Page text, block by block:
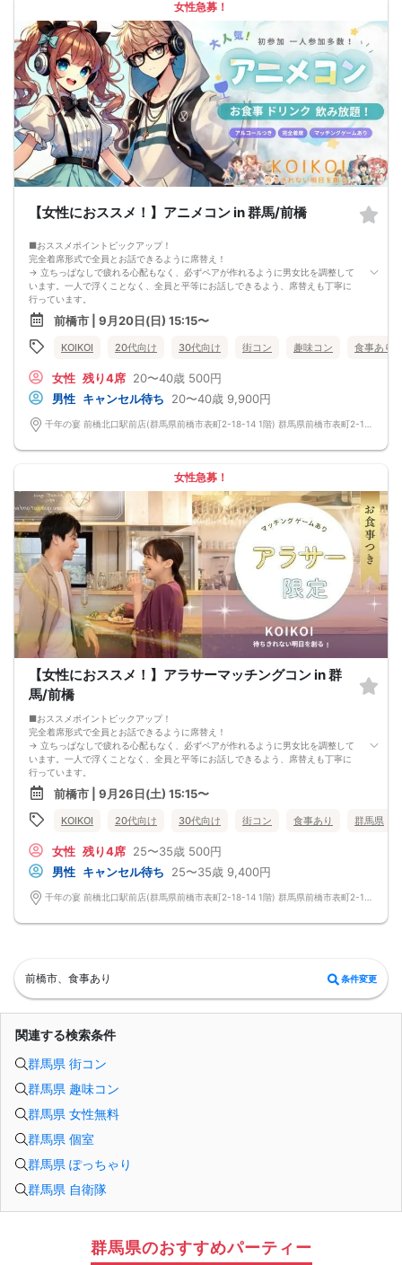
→ お酒が飲めない方にはソフトドリンクも豊富にご用意しています！
女性急募！
【女性におススメ！】アニメコン in 群馬/前橋
■おススメポイントピックアップ！
完全着席形式で全員とお話できるように席替え！
→ 立ちっぱなしで疲れる心配もなく、必ずペアが作れるように男女比を調整して
います。一人で浮くことなく、全員と平等にお話しできるよう、席替えも丁寧に
行っています。
会話を盛り上げるプロフィールシート＆アニメ一覧表！
→ 趣味や好みからスムーズに会話がスタート！「何を話そう…」と悩むことな
く、共通の話題で盛り上がれます。
自然なつながりをサポートするマッチングゲーム開催！
返却されるので安心です。
■最少催行人数
男女2対2
■中止判断タイミング
前日20時、または開催6時間前の時点で最少開催人数に満たない場合
→ お酒が飲めない方にはソフトドリンクも豊富にご用意しています！
前橋市 | 9月20日(日) 15:15〜
KOIKOI 20代向け 30代向け 街コン 趣味コン 食事あり
女性 残り4席 20〜40歳 500円
男性 キャンセル待ち 20〜40歳 9,900円
女性急募！
【女性におススメ！】アラサーマッチングコン in 群
馬/前橋
■おススメポイントピックアップ！
完全着席形式で全員とお話できるように席替え！
→ 立ちっぱなしで疲れる心配もなく、必ずペアが作れるように男女比を調整して
います。一人で浮くことなく、全員と平等にお話しできるよう、席替えも丁寧に
行っています。
会話を盛り上げるプロフィールシート！
→ 趣味や好みからスムーズに会話がスタート！「何を話そう…」と悩むことな
く、共通の話題で盛り上がれます。
自然なつながりをサポートするマッチングゲーム開催！
返却されるので安心です。
■最少催行人数
男女2対2
■中止判断タイミング
前日20時、または開催6時間前の時点で最少開催人数に満たない場合
前橋市 | 9月26日(土) 15:15〜
KOIKOI 20代向け 30代向け 街コン 食事あり 群馬県
女性 残り4席 25〜35歳 500円
男性 キャンセル待ち 25〜35歳 9,400円
前橋市、食事あり 条件変更
関連する検索条件
群馬県 街コン
群馬県 趣味コン
群馬県 女性無料
群馬県 個室
群馬県 ぽっちゃり
群馬県 自衛隊
群馬県のおすすめパーティー